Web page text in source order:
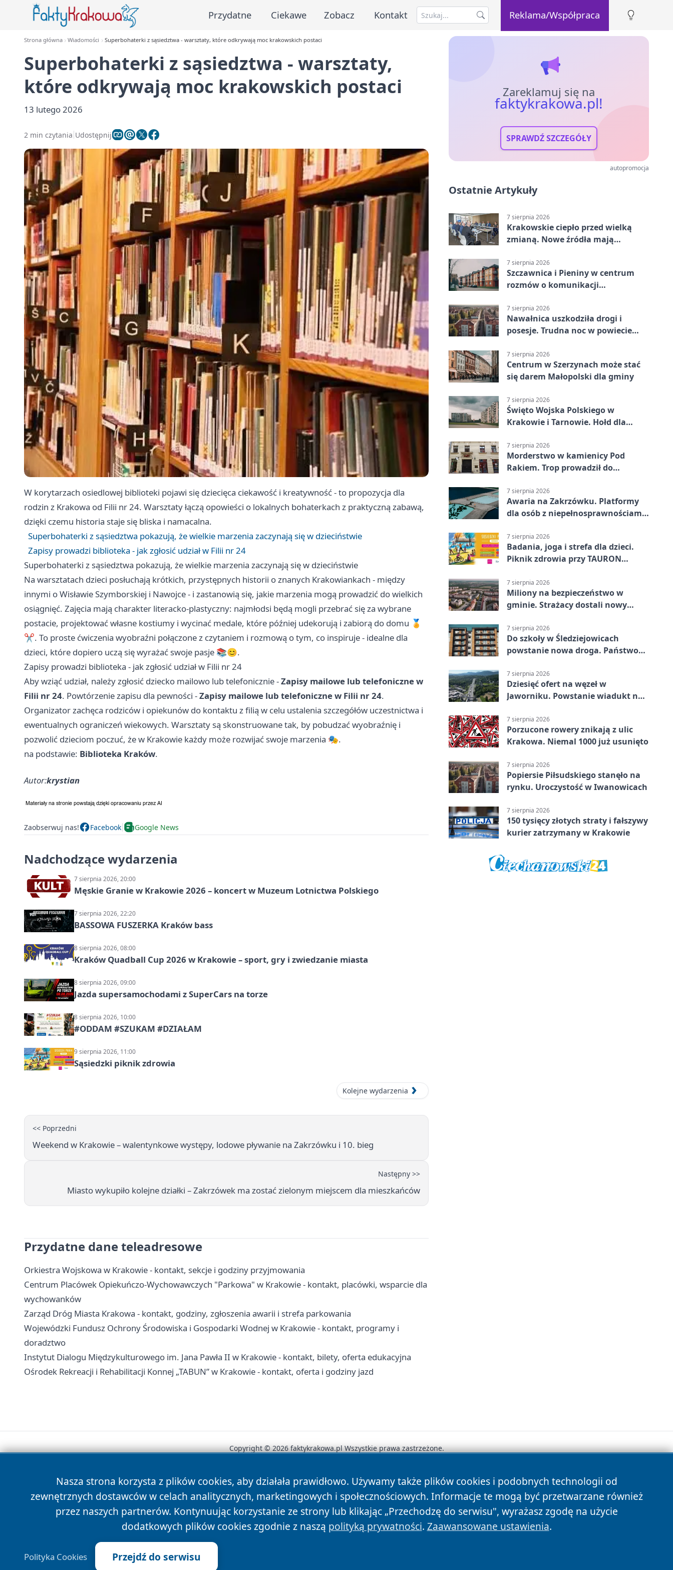
Przydatne Ciekawe Zobacz Kontakt Reklama/Współpraca
Strona główna Wiadomości Superbohaterki z sąsiedztwa - warsztaty, które odkrywają moc krakowskich postaci
Superbohaterki z sąsiedztwa - warsztaty,
które odkrywają moc krakowskich postaci
13 lutego 2026
2 min czytania Udostępnij
W korytarzach osiedlowej biblioteki pojawi się dziecięca ciekawość i kreatywność - to propozycja dla
rodzin z Krakowa od Filii nr 24. Warsztaty łączą opowieści o lokalnych bohaterkach z praktyczną zabawą,
dzięki czemu historia staje się bliska i namacalna.
Superbohaterki z sąsiedztwa pokazują, że wielkie marzenia zaczynają się w dzieciństwie
Zapisy prowadzi biblioteka - jak zgłosić udział w Filii nr 24
Superbohaterki z sąsiedztwa pokazują, że wielkie marzenia zaczynają się w dzieciństwie
Na warsztatach dzieci posłuchają krótkich, przystępnych historii o znanych Krakowiankach - między
innymi o Wisławie Szymborskiej i Nawojce - i zastanowią się, jakie marzenia mogą prowadzić do wielkich
osiągnięć. Zajęcia mają charakter literacko-plastyczny: najmłodsi będą mogli przebrać się za wybrane
postacie, projektować własne kostiumy i wycinać medale, które później udekorują i zabiorą do domu 🏅
✂️. To proste ćwiczenia wyobraźni połączone z czytaniem i rozmową o tym, co inspiruje - idealne dla
dzieci, które dopiero uczą się wyrażać swoje pasje 📚😊.
Zapisy prowadzi biblioteka - jak zgłosić udział w Filii nr 24
Aby wziąć udział, należy zgłosić dziecko mailowo lub telefonicznie -Zapisy mailowe lub telefoniczne w
Filii nr 24. Powtórzenie zapisu dla pewności -Zapisy mailowe lub telefoniczne w Filii nr 24.
Organizator zachęca rodziców i opiekunów do kontaktu z filią w celu ustalenia szczegółów uczestnictwa i
ewentualnych ograniczeń wiekowych. Warsztaty są skonstruowane tak, by pobudzać wyobraźnię i
pozwolić dzieciom poczuć, że w Krakowie każdy może rozwijać swoje marzenia 🎭.
na podstawie: Biblioteka Kraków.
Autor:krystian
Zaobserwuj nas! Facebook Google News
Nadchodzące wydarzenia
7 sierpnia 2026, 20:00
Męskie Granie w Krakowie 2026 – koncert w Muzeum Lotnictwa Polskiego
7 sierpnia 2026, 22:20
BASSOWA FUSZERKA Kraków bass
8 sierpnia 2026, 08:00
Kraków Quadball Cup 2026 w Krakowie – sport, gry i zwiedzanie miasta
8 sierpnia 2026, 09:00
Jazda supersamochodami z SuperCars na torze
8 sierpnia 2026, 10:00
#ODDAM #SZUKAM #DZIAŁAM
9 sierpnia 2026, 11:00
Sąsiedzki piknik zdrowia
Kolejne wydarzenia
<< Poprzedni
Weekend w Krakowie – walentynkowe występy, lodowe pływanie na Zakrzówku i 10. bieg
Następny >>
Miasto wykupiło kolejne działki – Zakrzówek ma zostać zielonym miejscem dla mieszkańców
Przydatne dane teleadresowe
Orkiestra Wojskowa w Krakowie - kontakt, sekcje i godziny przyjmowania
Centrum Placówek Opiekuńczo-Wychowawczych "Parkowa" w Krakowie - kontakt, placówki, wsparcie dla
wychowanków
Zarząd Dróg Miasta Krakowa - kontakt, godziny, zgłoszenia awarii i strefa parkowania
Wojewódzki Fundusz Ochrony Środowiska i Gospodarki Wodnej w Krakowie - kontakt, programy i
doradztwo
Instytut Dialogu Międzykulturowego im. Jana Pawła II w Krakowie - kontakt, bilety, oferta edukacyjna
Ośrodek Rekreacji i Rehabilitacji Konnej „TABUN” w Krakowie - kontakt, oferta i godziny jazd
Zareklamuj się na
faktykrakowa.pl!
SPRAWDŹ SZCZEGÓŁY
autopromocja
Ostatnie Artykuły
7 sierpnia 2026
Krakowskie ciepło przed wielką
zmianą. Nowe źródła mają
7 sierpnia 2026
Szczawnica i Pieniny w centrum
rozmów o komunikacji
7 sierpnia 2026
Nawałnica uszkodziła drogi i
posesje. Trudna noc w powiecie
7 sierpnia 2026
Centrum w Szerzynach może stać
się darem Małopolski dla gminy
7 sierpnia 2026
Święto Wojska Polskiego w
Krakowie i Tarnowie. Hołd dla
7 sierpnia 2026
Morderstwo w kamienicy Pod
Rakiem. Trop prowadził do
7 sierpnia 2026
Awaria na Zakrzówku. Platformy
dla osób z niepełnosprawnościami
7 sierpnia 2026
Badania, joga i strefa dla dzieci.
Piknik zdrowia przy TAURON
7 sierpnia 2026
Miliony na bezpieczeństwo w
gminie. Strażacy dostali nowy
7 sierpnia 2026
Do szkoły w Śledziejowicach
powstanie nowa droga. Państwo
7 sierpnia 2026
Dziesięć ofert na węzeł w
Jaworniku. Powstanie wiadukt nad
7 sierpnia 2026
Porzucone rowery znikają z ulic
Krakowa. Niemal 1000 już usunięto
7 sierpnia 2026
Popiersie Piłsudskiego stanęło na
rynku. Uroczystość w Iwanowicach
7 sierpnia 2026
150 tysięcy złotych straty i fałszywy
kurier zatrzymany w Krakowie
Nasza strona korzysta z plików cookies, aby działała prawidłowo. Używamy także plików cookies i podobnych technologii od
zewnętrznych dostawców w celach analitycznych, marketingowych i społecznościowych. Informacje te mogą być przetwarzane również
przez naszych partnerów. Kontynuując korzystanie ze strony lub klikając „Przechodzę do serwisu", wyrażasz zgodę na użycie
dodatkowych plików cookies zgodnie z naszą polityką prywatności. Zaawansowane ustawienia.
Polityka Cookies Przejdź do serwisu
Copyright © 2026 faktykrakowa.pl Wszystkie prawa zastrzeżone.
News Autorzy Polityka Prywatności Polityka Cookies